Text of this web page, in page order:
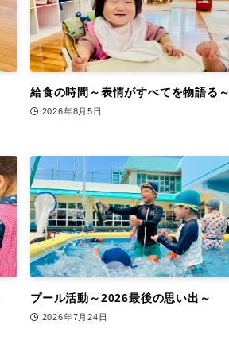
給食の時間～表情がすべてを物語る～
2026年8月5日
プール活動～2026最後の思い出～
2026年7月24日